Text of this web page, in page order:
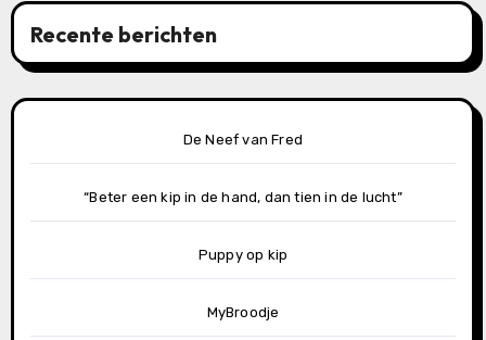
Recente berichten
De Neef van Fred
“Beter een kip in de hand, dan tien in de lucht”
Puppy op kip
MyBroodje